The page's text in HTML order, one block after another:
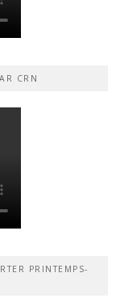
CRN
PRINTEMPS-